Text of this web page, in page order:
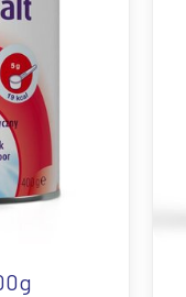
do: